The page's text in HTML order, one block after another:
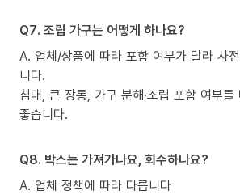
Q7. 조립 가구는 어떻게 하나요?
A. 업체/상품에 따라 포함 여부가 달라 사
니다.
침대, 큰 장롱, 가구 분해·조립 포함 여부를
좋습니다.
Q8. 박스는 가져가나요, 회수하나요?
A. 업체 정책에 따라 다릅니다